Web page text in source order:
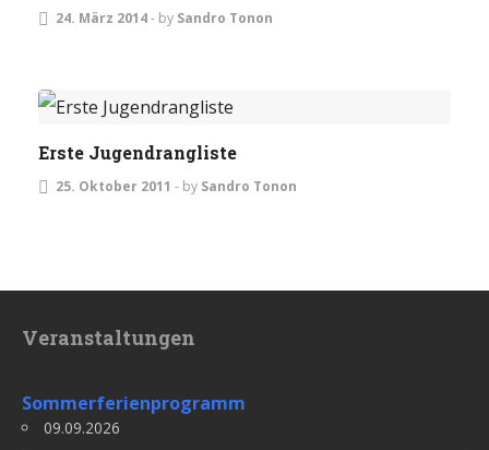
24. März 2014- by Sandro Tonon
Erste Jugendrangliste
25. Oktober 2011 - by Sandro Tonon
Veranstaltungen
Sommerferienprogramm
09.09.2026